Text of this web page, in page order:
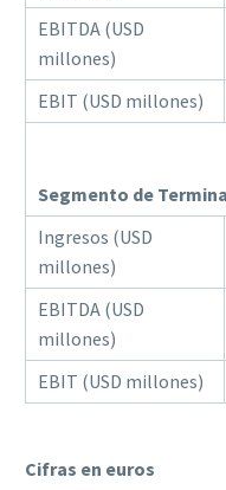
EBITDA (USD
millones)
EBIT (USD millones)
Segmento de
Ingresos (USD
millones)
EBITDA (USD
millones)
EBIT (USD millones)
Cifras en euros